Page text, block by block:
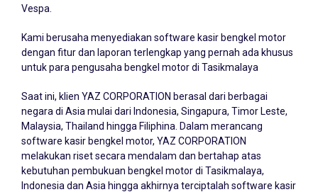
Vespa.
Kami berusaha menyediakan software kasir bengkel motor
dengan fitur dan laporan terlengkap yang pernah ada khusus
untuk para pengusaha bengkel motor di Tasikmalaya
Saat ini, klien YAZ CORPORATION berasal dari berbagai
negara di Asia mulai dari Indonesia, Singapura, Timor Leste,
Malaysia, Thailand hingga Filiphina. Dalam merancang
software kasir bengkel motor, YAZ CORPORATION
melakukan riset secara mendalam dan bertahap atas
kebutuhan pembukuan bengkel motor di Tasikmalaya,
Indonesia dan Asia hingga akhirnya terciptalah software kasir